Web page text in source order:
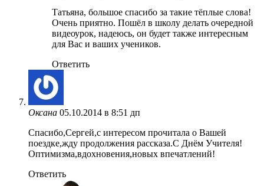
Татьяна, большое спасибо за такие тёплые слова!
Очень приятно. Пошёл в школу делать очередной
видеоурок, надеюсь, он будет также интересным
для Вас и ваших учеников.
Ответить
Оксана 05.10.2014 в 8:51 дп
Спасибо,Сергей,с интересом прочитала о Вашей
поездке,жду продолжения рассказа.С Днём Учителя!
Оптимизма,вдохновения,новых впечатлений!
Ответить